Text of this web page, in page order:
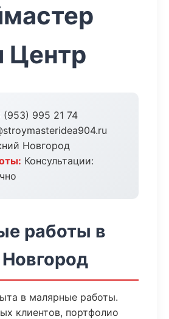
Центр
(953) 995 21 74
Новгород
Консультации:
работы в
в малярные работы.
клиентов, портфолио